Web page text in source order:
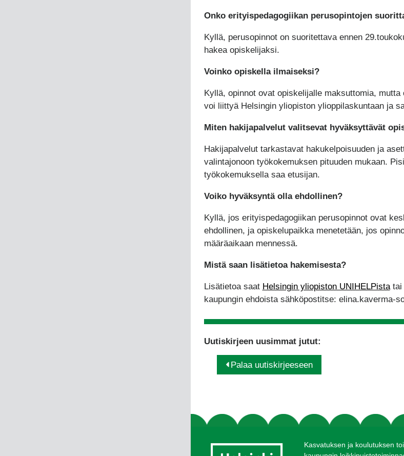
Onko erityispedagogiikan perusopintojen
Kyllä, perusopinnot on suoritettava ennen
hakea opiskelijaksi.
Voinko opiskella ilmaiseksi?
Kyllä, opinnot ovat opiskelijalle maksuttomia,
voi liittyä Helsingin yliopiston ylioppilaskuntaan ja
Miten hakijapalvelut valitsevat hyväksyttävät
Hakijapalvelut tarkastavat hakukelpoisuuden ja
valintajonoon työkokemuksen pituuden mukaan.
työkokemuksella saa etusijan.
Voiko hyväksyntä olla ehdollinen?
Kyllä, jos erityispedagogiikan perusopinnot ovat
ehdollinen, ja opiskelupaikka menetetään, jos
määräaikaan mennessä.
Mistä saan lisätietoa hakemisesta?
Lisätietoa saat Helsingin yliopiston UNIHELPistatai
kaupungin ehdoista sähköpostitse: elina.kaverma-
Uutiskirjeen uusimmat jutut:
Palaa uutiskirjeeseen
Kasvatuksen ja koulutuksen